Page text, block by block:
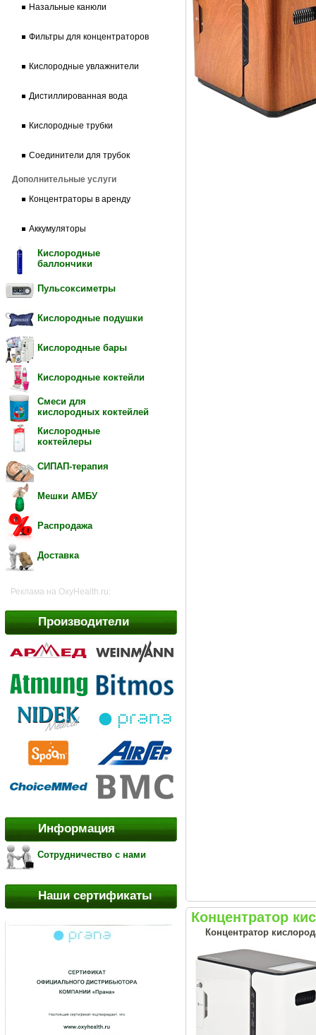
Назальные канюли
Фильтры для концентраторов
Кислородные увлажнители
Дистиллированная вода
Кислородные трубки
Соединители для трубок
Дополнительные услуги
Концентраторы в аренду
Аккумуляторы
Кислородные
баллончики
Пульсоксиметры
Кислородные подушки
Кислородные бары
Кислородные коктейли
Смеси для
кислородных коктейлей
Кислородные
коктейлеры
СИПАП-терапия
Мешки АМБУ
Распродажа
Доставка
Реклама на OxyHealth.ru:
Производители
Информация
Сотрудничество с нами
Наши сертификаты
Концентратор
Концентратор